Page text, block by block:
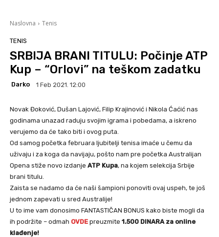
Naslovna Tenis
TENIS
SRBIJA BRANI TITULU: Počinje ATP
Kup – “Orlovi” na teškom zadatku
Darko 1 Feb 2021. 12:00
Novak Đoković, Dušan Lajović, Filip Krajinović i Nikola Ćaćić nas
godinama unazad raduju svojim igrama i pobedama, a iskreno
verujemo da će tako biti i ovog puta.
Od samog početka februara ljubitelji tenisa imaće u čemu da
uživaju i za koga da navijaju, pošto nam pre početka Australijan
Opena stiže novo izdanje ATP Kupa, na kojem selekcija Srbije
brani titulu.
Zaista se nadamo da će naši šampioni ponoviti ovaj uspeh, te još
jednom zapevati u sred Australije!
U to ime vam donosimo FANTASTIČAN BONUS kako biste mogli da
ih podržite – odmah OVDE preuzmite 1.500 DINARA za online
klađenje!